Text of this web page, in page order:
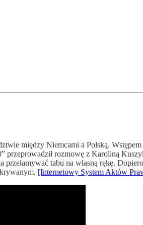
między Niemcami a Polską.
rozmowę z Karoliną
tabu na własną rękę.
[Internetowy System Aktów